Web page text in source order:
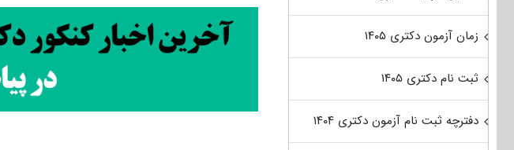
زمان آزمون دکتری ۱۴۰۵
ثبت نام دکتری ۱۴۰۵
دفترچه ثبت نام آزمون دکتری ۱۴۰۴